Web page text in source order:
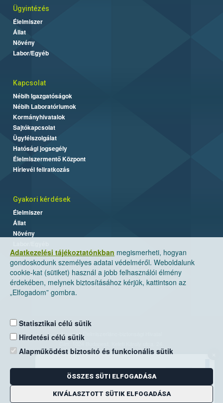
Adatkezelési tájékoztatónkban megismerheti, hogyan
gondoskodunk személyes adatai védelméről. Weboldalunk
cookie-kat (sütiket) használ a jobb felhasználói élmény
érdekében, melynek biztosításához kérjük, kattintson az
„Elfogadom” gombra.
Statisztikai célú sütik
Hirdetési célú sütik
Alapműködést biztosító és funkcionális sütik
ÖSSZES SÜTI ELFOGADÁSA
KIVÁLASZTOTT SÜTIK ELFOGADÁSA
Ügyintézés
Élelmiszer
Állat
Növény
Labor/Egyéb
Kapcsolat
Nébih Igazgatóságok
Nébih Laboratóriumok
Kormányhivatalok
Sajtókapcsolat
Ügyfélszolgálat
Hatósági jogsegély
Élelmiszermentő Központ
Hírlevél feliratkozás
Gyakori kérdések
Élelmiszer
Állat
Növény
Nemzeti Élelmiszerlánc-biztonsági Hivatal
Levelezési cím: 1525 Budapest. Pf. 30.
E-mail:ugyfelszolgalat@nebih.gov.hu
Zöld szám: 06-80/263-244
Telefon: 06-1/ 336-9000